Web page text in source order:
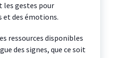
les gestes pour
et des émotions.
ressources disponibles
des signes, que ce soit